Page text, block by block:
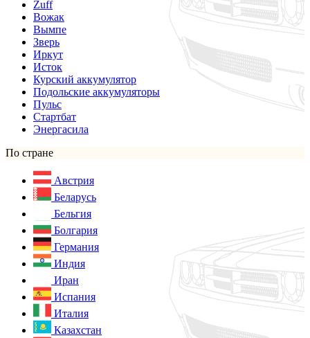
Zuff
Вожак
Вымпе
Зверь
Иркут
Исток
Курский аккумулятор
Подольские аккумуляторы
Пульс
Стартбат
Энергасила
По стране
Австрия
Беларусь
Бельгия
Болгария
Германия
Индия
Иран
Испания
Италия
Казахстан